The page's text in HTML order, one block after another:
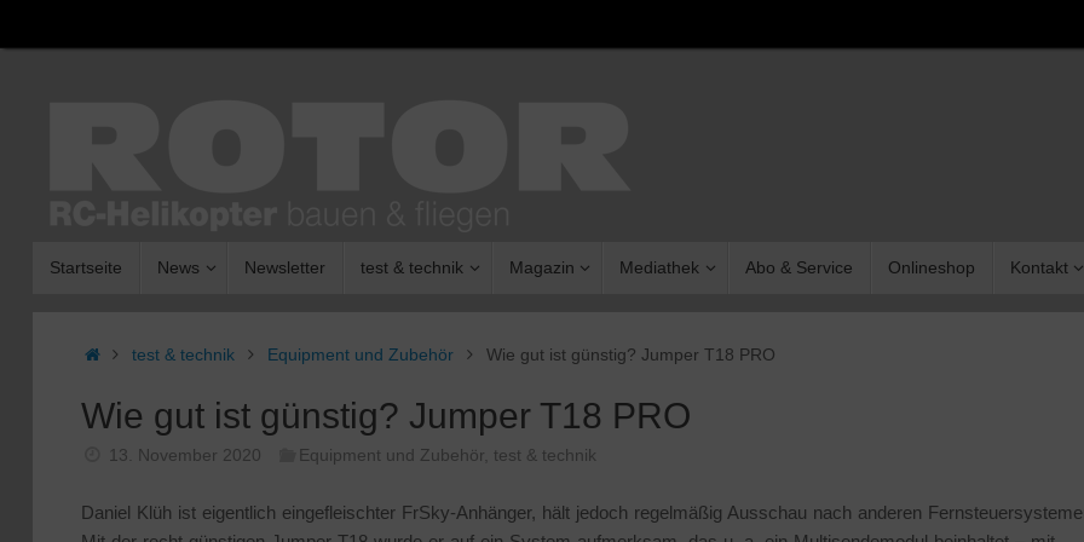
Inhalt
Startseite News Newsletter test & technik Magazin Mediathek Abo & Service Onlineshop Kontakt
Starttest & technik Equipment und Zubehör Wie gut ist günstig? Jumper T18 PRO
Wie gut ist günstig? Jumper T18 PRO
13. November 2020 Equipment und Zubehör test & technik
Daniel Klüh ist eigentlich eingefleischter FrSky-Anhänger, hält jedoch regelmäßig Ausschau nach anderen